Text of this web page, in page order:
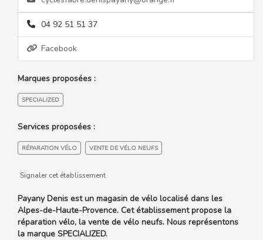
04 92 51 51 37
Facebook
Marques proposées :
SPECIALIZED
Services proposées :
RÉPARATION VÉLO VENTE DE VÉLO NEUFS
Signaler cet établissement
Payany Denis est un magasin de vélo localisé dans les
Alpes-de-Haute-Provence. Cet établissement propose la
réparation vélo, la vente de vélo neufs. Nous représentons
la marque SPECIALIZED.